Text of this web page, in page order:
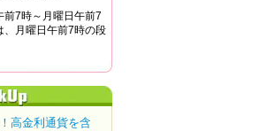
7時～月曜日午前7
、月曜日午前7時の段
高金利通貨を含